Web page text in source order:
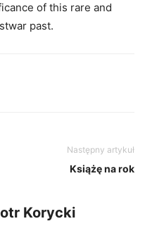
of this rare and
past.
Następny artykuł
Książę na rok
Korycki